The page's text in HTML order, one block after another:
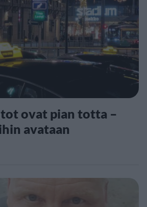
ovat pian totta –
avataan